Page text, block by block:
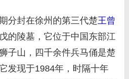
封在徐州的第三代楚王曾
的陵墓，它位于中国东部江
子山，四千余件兵马俑是楚
发现于1984年，时隔十年